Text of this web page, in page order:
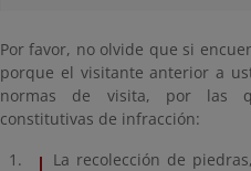
Por favor, no olvide que si
porque el visitante anterior a
normas de visita, por las
constitutivas de infracción:
La recolección de